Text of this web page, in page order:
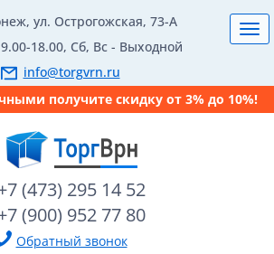
ул. Острогожская, 73-А
18.00, Сб, Вс - Выходной
info@torgvrn.ru
получите скидку от 3% до 10%!
(473) 295 14 52
(900) 952 77 80
Обратный звонок